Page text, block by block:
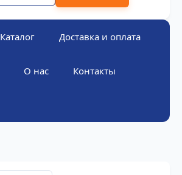
Каталог Доставка и оплата
О нас Контакты